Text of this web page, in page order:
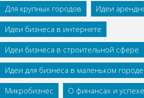
Для крупных городов
Идеи
Идеи бизнеса в интернете
Идеи бизнеса в строительной сфере
Идеи для бизнеса в маленьком городе
Микробизнес
О финансах и успехе